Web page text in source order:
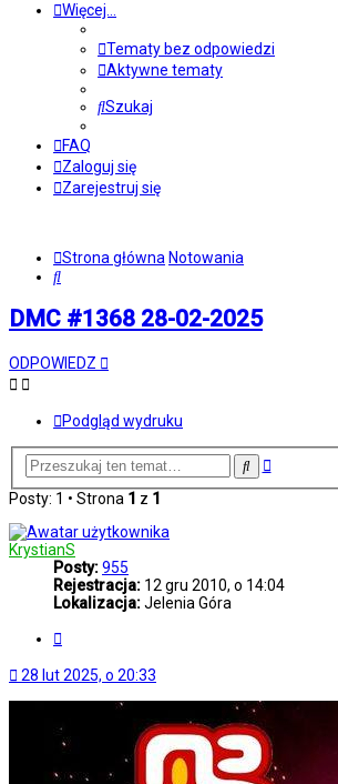
Więcej…
Tematy bez odpowiedzi
Aktywne tematy
Szukaj
FAQ
Zaloguj się
Zarejestruj się
Strona główna Notowania
Szukaj
DMC #1368 28-02-2025
ODPOWIEDZ
Podgląd wydruku
Szukaj
Posty: 1 • Strona 1 z 1
KrystianS
Posty:955
Rejestracja: 12 gru 2010, o 14:04
Lokalizacja:Jelenia Góra
28 lut 2025, o 20:33